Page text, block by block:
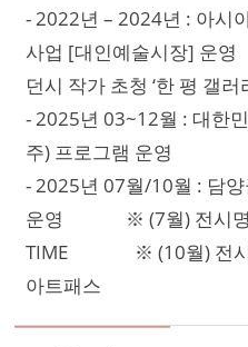
- 2022년 – 2024년 : 아시
사업 [대인예술시장]
던시 작가 초청 ‘한 평 갤러
- 2025년 03~12월 : 대한
주) 프로그램 운영
- 2025년 07월/10월 : 담
운영 ※ (7월) 전시명 :
TIME ※ (10월) 전시명
아트패스​